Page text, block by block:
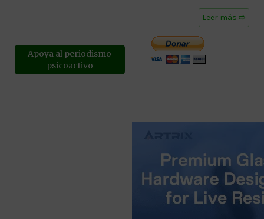
Leer más ➱
Apoya al periodismo
psicoactivo